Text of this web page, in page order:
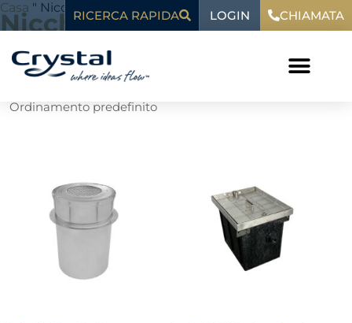
contenuto
Vai
al
RICERCA RAPIDA LOGIN CHIAMATA
Casa " Nicchia
Nicchia
Mostra tutti i 5 risultati